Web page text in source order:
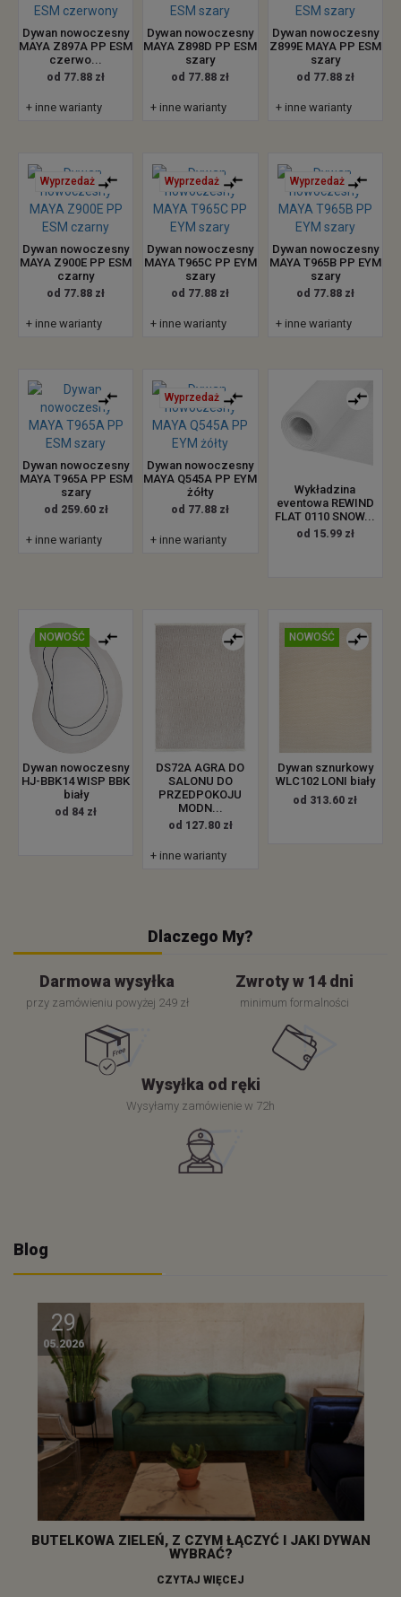
Dywan nowoczesny
MAYA Z897A PP ESM
czerwo...
od 77.88 zł
+ inne warianty
Dywan nowoczesny
MAYA Z898D PP ESM
szary
od 77.88 zł
+ inne warianty
Dywan nowoczesny
Z899E MAYA PP ESM
szary
od 77.88 zł
+ inne warianty
Wyprzedaż
Dywan nowoczesny
MAYA Z900E PP ESM
czarny
od 77.88 zł
+ inne warianty
Wyprzedaż
Dywan nowoczesny
MAYA T965C PP EYM
szary
od 77.88 zł
+ inne warianty
Wyprzedaż
Dywan nowoczesny
MAYA T965B PP EYM
szary
od 77.88 zł
+ inne warianty
Dywan nowoczesny
MAYA T965A PP ESM
szary
od 259.60 zł
+ inne warianty
Wyprzedaż
Dywan nowoczesny
MAYA Q545A PP EYM
żółty
od 77.88 zł
+ inne warianty
Wykładzina
eventowa REWIND
FLAT 0110 SNOW...
od 15.99 zł
NOWOŚĆ
Dywan nowoczesny
HJ-BBK14 WISP BBK
biały
od 84 zł
DS72A AGRA DO
SALONU DO
PRZEDPOKOJU
MODN...
od 127.80 zł
+ inne warianty
NOWOŚĆ
Dywan sznurkowy
WLC102 LONI biały
od 313.60 zł
Dlaczego My?
Darmowa wysyłka
przy zamówieniu powyżej 249 zł
Zwroty w 14 dni
minimum formalności
Wysyłka od ręki
Wysyłamy zamówienie w 72h
Blog
29
05.2026
BUTELKOWA ZIELEŃ, Z CZYM ŁĄCZYĆ I JAKI DYWAN
WYBRAĆ?
CZYTAJ WIĘCEJ